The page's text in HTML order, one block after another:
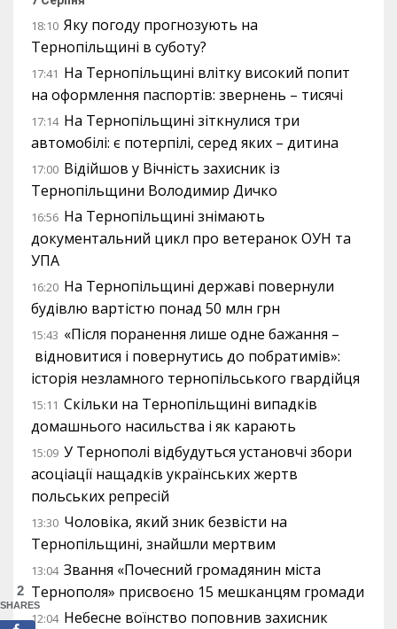
18:10 Яку погоду прогнозують на
Тернопільщині в суботу?
17:41 На Тернопільщині влітку високий попит
на оформлення паспортів: звернень – тисячі
17:14 На Тернопільщині зіткнулися три
автомобілі: є потерпілі, серед яких – дитина
17:00 Відійшов у Вічність захисник із
Тернопільщини Володимир Дичко
16:56 На Тернопільщині знімають
документальний цикл про ветеранок ОУН та
УПА
16:20 На Тернопільщині державі повернули
будівлю вартістю понад 50 млн грн
15:43 «Після поранення лише одне бажання –
відновитися і повернутись до побратимів»:
історія незламного тернопільського гвардійця
15:11 Скільки на Тернопільщині випадків
домашнього насильства і як карають
15:09 У Тернополі відбудуться установчі збори
асоціації нащадків українських жертв
польських репресій
13:30 Чоловіка, який зник безвісти на
Тернопільщині, знайшли мертвим
13:04 Звання «Почесний громадянин міста
Тернополя» присвоєно 15 мешканцям громади
12:04 Небесне воїнство поповнив захисник
2
SHARES